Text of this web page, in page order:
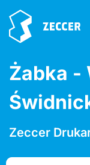
Żabka -
Zeccer